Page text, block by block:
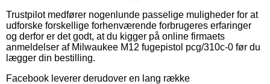
Trustpilot medfører nogenlunde passelige muligheder for at
udforske forskellige forhenværende forbrugeres erfaringer
og derfor er det godt, at du kigger på online firmaets
anmeldelser af Milwaukee M12 fugepistol pcg/310c-0 før du
lægger din bestilling.
Facebook leverer derudover en lang række